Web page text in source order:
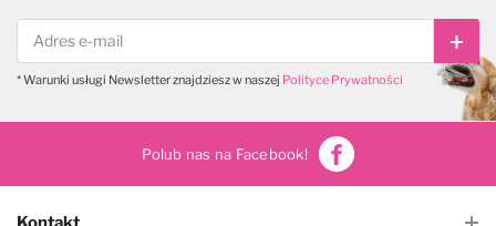
* Warunki usługi Newsletter znajdziesz w naszej Polityce Prywatności
Polub nas na Facebook!